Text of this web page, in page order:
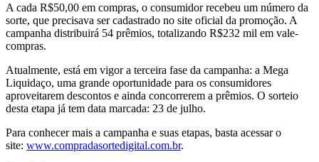
A cada R$50,00 em compras, o consumidor recebeu um número da
sorte, que precisava ser cadastrado no site oficial da promoção. A
campanha distribuirá 54 prêmios, totalizando R$232 mil em vale-
compras.
Atualmente, está em vigor a terceira fase da campanha: a Mega
Liquidaço, uma grande oportunidade para os consumidores
aproveitarem descontos e ainda concorrerem a prêmios. O sorteio
desta etapa já tem data marcada: 23 de julho.
Para conhecer mais a campanha e suas etapas, basta acessar o
site: www.compradasortedigital.com.br.